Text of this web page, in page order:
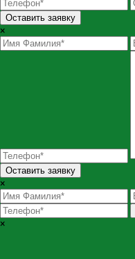
Оставить заявку
×
Оставить заявку
×
×